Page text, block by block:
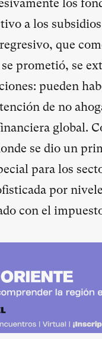
los
a los
que
prometió, se
pueden
de no
global.
se dio un
para los
por
con el